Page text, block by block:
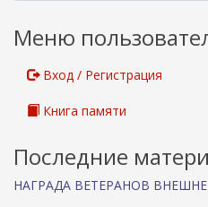
Меню
Вход / Регистрация
Книга памяти
Последние
НАГРАДА ВЕТЕРАНОВ